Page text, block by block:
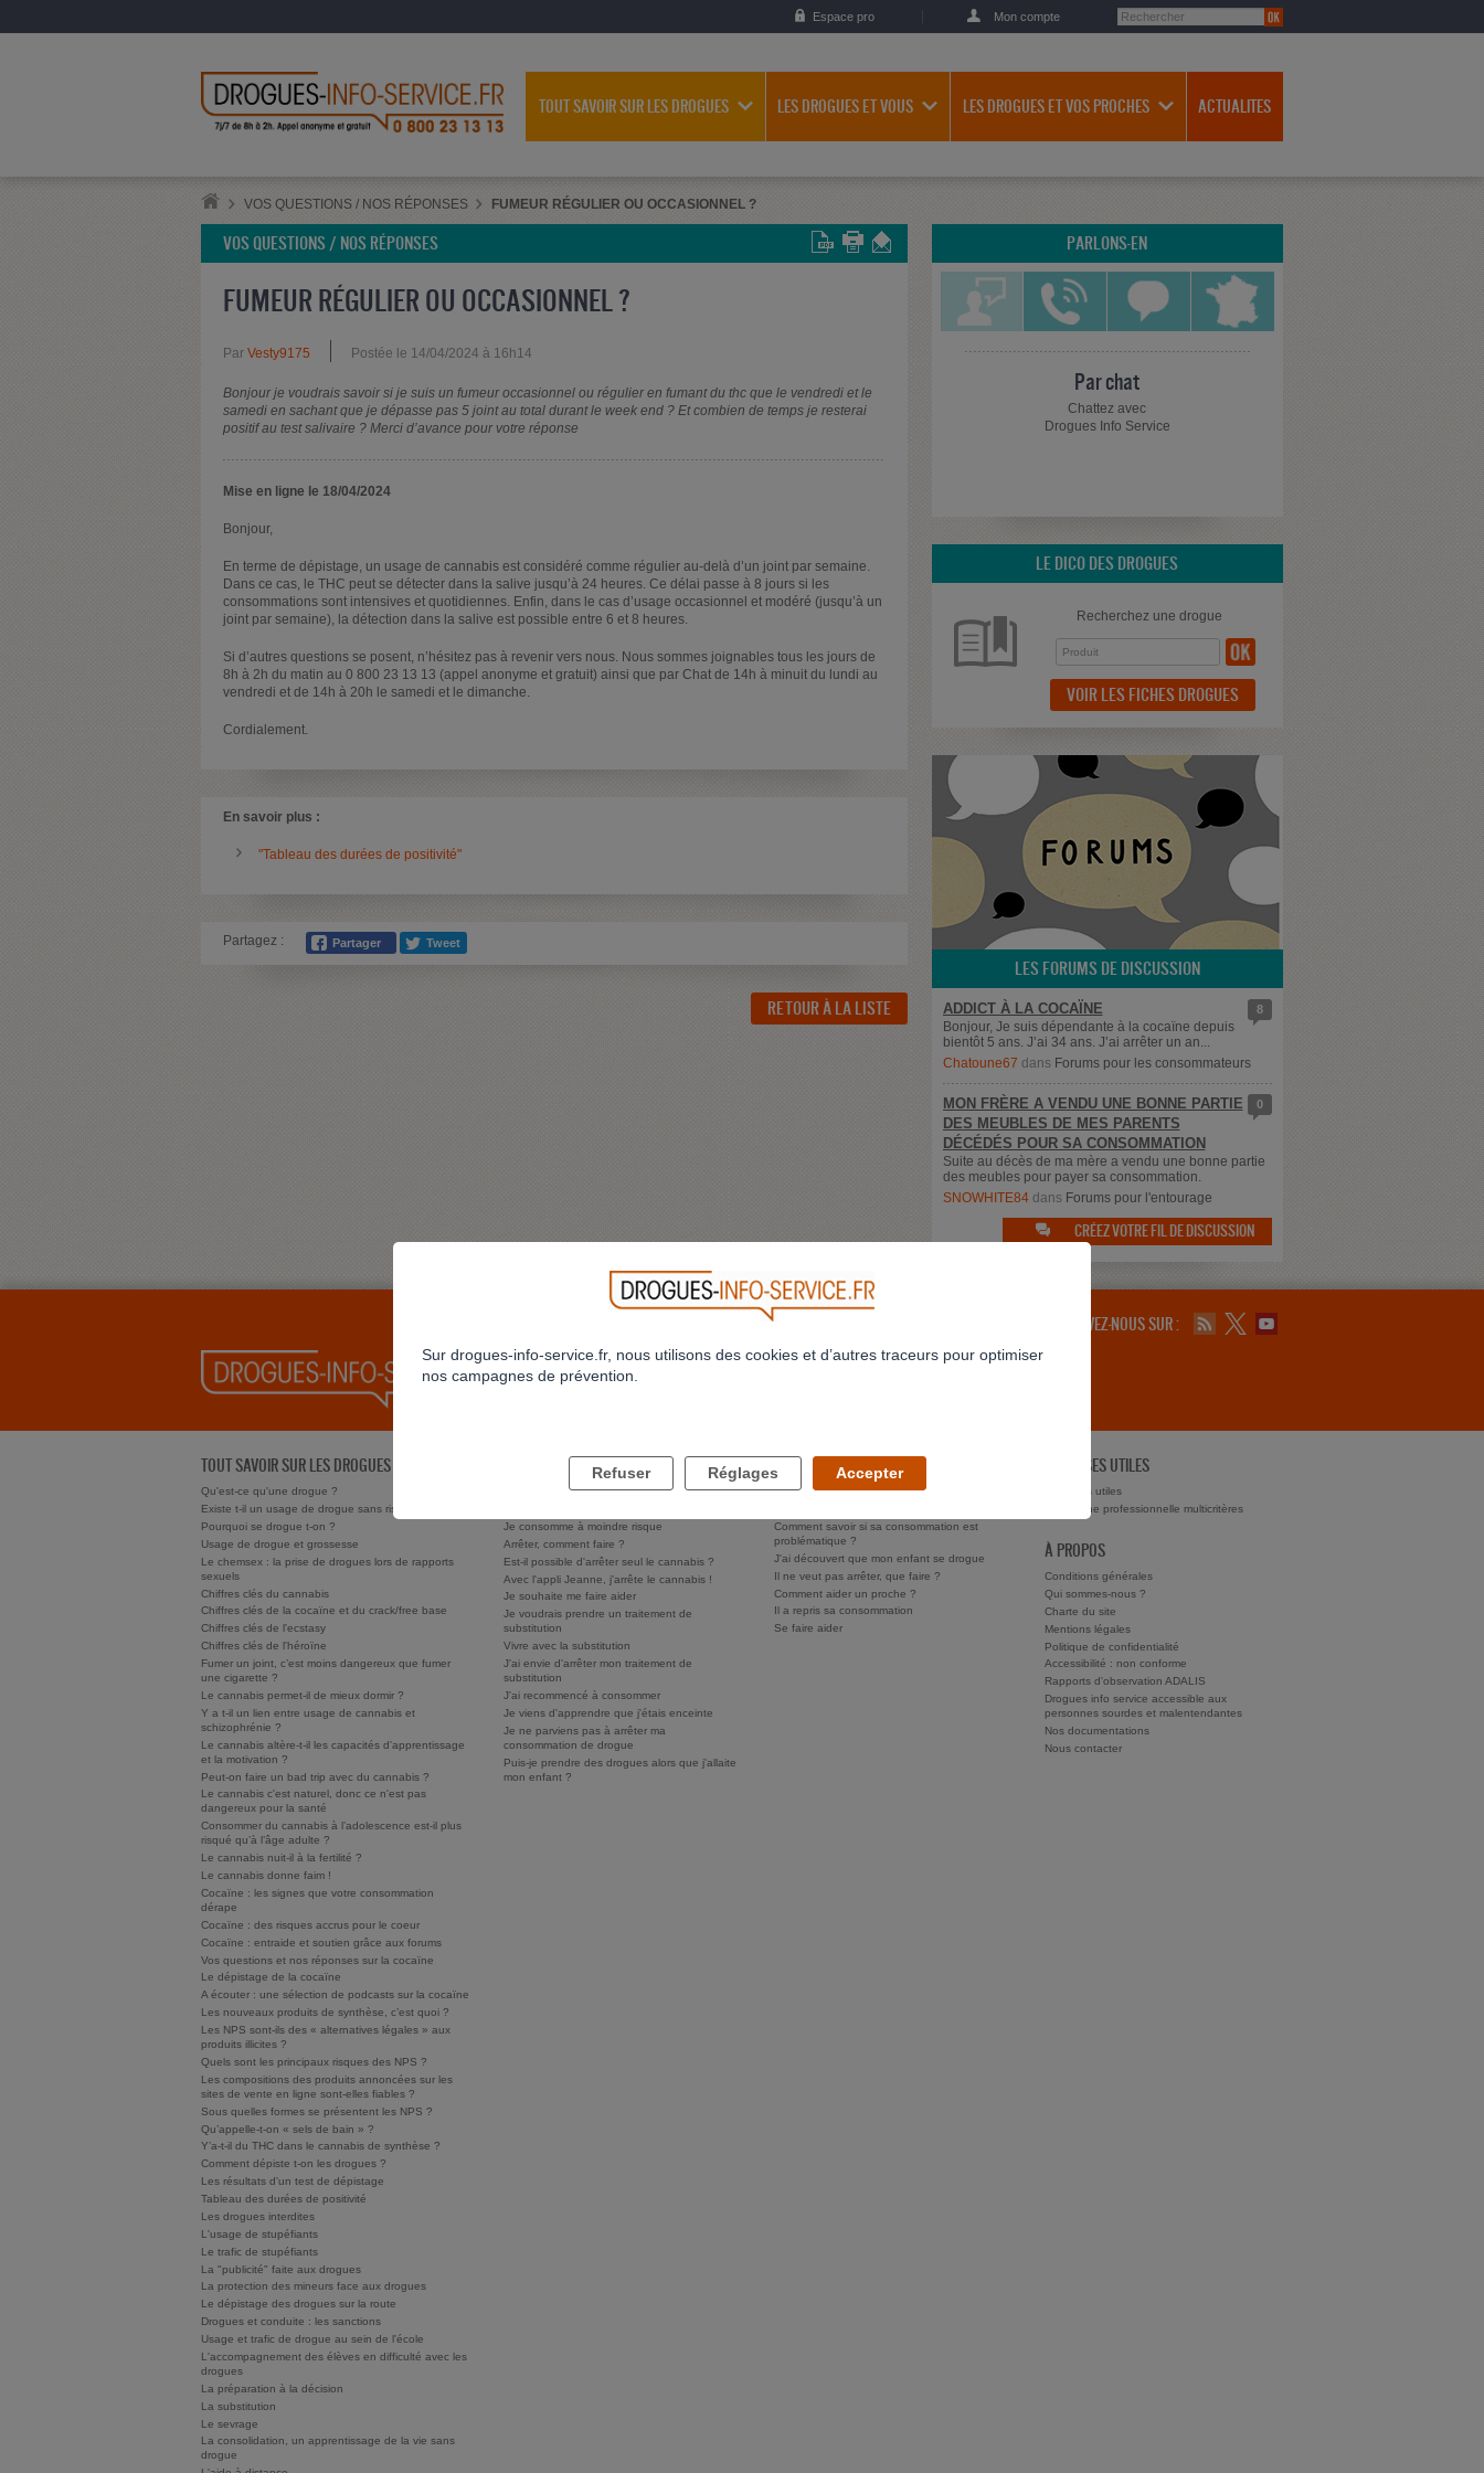
Espace pro Mon compte
TOUT SAVOIR SUR LES DROGUES LES DROGUES ET VOUS LES DROGUES ET VOS PROCHES ACTUALITES
VOS QUESTIONS / NOS RÉPONSES FUMEUR RÉGULIER OU OCCASIONNEL ?
VOS QUESTIONS / NOS RÉPONSES
FUMEUR RÉGULIER OU OCCASIONNEL ?
Par Vesty9175 Postée le 14/04/2024 à 16h14
Bonjour je voudrais savoir si je suis un fumeur occasionnel ou régulier en fumant du thc que le vendredi et le
samedi en sachant que je dépasse pas 5 joint au total durant le week end ? Et combien de temps je resterai
positif au test salivaire ? Merci d’avance pour votre réponse
Mise en ligne le 18/04/2024
Bonjour,
En terme de dépistage, un usage de cannabis est considéré comme régulier au-delà d’un joint par semaine.
Dans ce cas, le THC peut se détecter dans la salive jusqu’à 24 heures. Ce délai passe à 8 jours si les
consommations sont intensives et quotidiennes. Enfin, dans le cas d’usage occasionnel et modéré (jusqu’à un
joint par semaine), la détection dans la salive est possible entre 6 et 8 heures.
Si d’autres questions se posent, n’hésitez pas à revenir vers nous. Nous sommes joignables tous les jours de
8h à 2h du matin au 0 800 23 13 13 (appel anonyme et gratuit) ainsi que par Chat de 14h à minuit du lundi au
vendredi et de 14h à 20h le samedi et le dimanche.
Cordialement.
En savoir plus :
"Tableau des durées de positivité"
Partagez :
RETOUR À LA LISTE
PARLONS-EN
Par chat
Chattez avec
Drogues Info Service
LE DICO DES DROGUES
Recherchez une drogue
VOIR LES FICHES DROGUES
LES FORUMS DE DISCUSSION
8
ADDICT À LA COCAÏNE
Bonjour, Je suis dépendante à la cocaïne depuis
bientôt 5 ans. J’ai 34 ans. J’ai arrêter un an...
Chatoune67 dans Forums pour les consommateurs
0
MON FRÈRE A VENDU UNE BONNE PARTIE
DES MEUBLES DE MES PARENTS
DÉCÉDÉS POUR SA CONSOMMATION
Suite au décès de ma mère a vendu une bonne partie
des meubles pour payer sa consommation.
SNOWHITE84dans Forums pour l'entourage
 CRÉEZ VOTRE FIL DE DISCUSSION
SUIVEZ-NOUS SUR :
TOUT SAVOIR SUR LES DROGUES
Qu'est-ce qu'une drogue ?
Existe t-il un usage de drogue sans risque ?
Pourquoi se drogue t-on ?
Usage de drogue et grossesse
Le chemsex : la prise de drogues lors de rapports
sexuels
Chiffres clés du cannabis
Chiffres clés de la cocaïne et du crack/free base
Chiffres clés de l'ecstasy
Chiffres clés de l'héroïne
Fumer un joint, c’est moins dangereux que fumer
une cigarette ?
Le cannabis permet-il de mieux dormir ?
Y a t-il un lien entre usage de cannabis et
schizophrénie ?
Le cannabis altère-t-il les capacités d'apprentissage
et la motivation ?
Peut-on faire un bad trip avec du cannabis ?
Le cannabis c'est naturel, donc ce n'est pas
dangereux pour la santé
Consommer du cannabis à l’adolescence est-il plus
risqué qu’à l’âge adulte ?
Le cannabis nuit-il à la fertilité ?
Le cannabis donne faim !
Cocaïne : les signes que votre consommation
dérape
Cocaïne : des risques accrus pour le coeur
Cocaïne : entraide et soutien grâce aux forums
Vos questions et nos réponses sur la cocaïne
Le dépistage de la cocaïne
A écouter : une sélection de podcasts sur la cocaïne
Les nouveaux produits de synthèse, c’est quoi ?
Les NPS sont-ils des « alternatives légales » aux
produits illicites ?
Quels sont les principaux risques des NPS ?
Les compositions des produits annoncées sur les
sites de vente en ligne sont-elles fiables ?
Sous quelles formes se présentent les NPS ?
Qu’appelle-t-on « sels de bain » ?
Y’a-t-il du THC dans le cannabis de synthèse ?
Comment dépiste t-on les drogues ?
Les résultats d'un test de dépistage
Tableau des durées de positivité
Les drogues interdites
L'usage de stupéfiants
Le trafic de stupéfiants
La "publicité" faite aux drogues
La protection des mineurs face aux drogues
Le dépistage des drogues sur la route
Drogues et conduite : les sanctions
Usage et trafic de drogue au sein de l'école
L'accompagnement des élèves en difficulté avec les
drogues
La préparation à la décision
La substitution
Le sevrage
La consolidation, un apprentissage de la vie sans
drogue
LES DROGUES ET VOUS
Comment savoir si j'ai un problème ?
Je consomme à moindre risque
Arrêter, comment faire ?
Est-il possible d'arrêter seul le cannabis ?
Avec l'appli Jeanne, j'arrête le cannabis !
Je souhaite me faire aider
Je voudrais prendre un traitement de
substitution
Vivre avec la substitution
J'ai envie d'arrêter mon traitement de
substitution
J'ai recommencé à consommer
Je viens d'apprendre que j'étais enceinte
Je ne parviens pas à arrêter ma
consommation de drogue
Puis-je prendre des drogues alors que j'allaite
mon enfant ?
LES DROGUES ET VOS PROCHES
Comment parler des drogues à mes enfants ?
Comment savoir si sa consommation est
problématique ?
J'ai découvert que mon enfant se drogue
Il ne veut pas arrêter, que faire ?
Comment aider un proche ?
Il a repris sa consommation
Se faire aider
ADRESSES UTILES
Adresses utiles
Recherche professionnelle multicritères
À PROPOS
Conditions générales
Qui sommes-nous ?
Charte du site
Mentions légales
Politique de confidentialité
Accessibilité : non conforme
Rapports d'observation ADALIS
Drogues info service accessible aux
personnes sourdes et malentendantes
Nos documentations
Nous contacter
Sur drogues-info-service.fr, nous utilisons des cookies et d’autres traceurs pour optimiser
nos campagnes de prévention.
Refuser Réglages Accepter